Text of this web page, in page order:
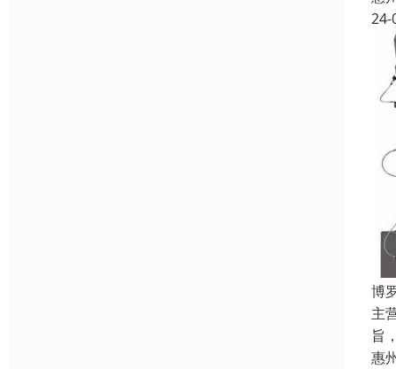
24-
博
主
旨
惠